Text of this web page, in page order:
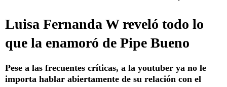
Luisa Fernanda W reveló todo lo
que la enamoró de Pipe Bueno
Pese a las frecuentes críticas, a la youtuber ya no le
importa hablar abiertamente de su relación con el